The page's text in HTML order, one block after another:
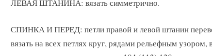
ЛЕВАЯ ШТАНИНА: вязать симметрично.
СПИНКА И ПЕРЕД: петли правой и левой штанин
вязать на всех петлях круг, рядами рельефным